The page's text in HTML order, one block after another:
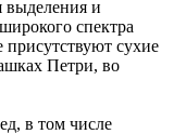
выделения и
спектра
присутствуют сухие
Петри, во
в том числе